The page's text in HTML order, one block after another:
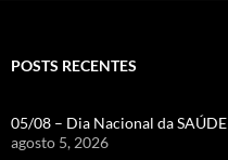
POSTS RECENTES
05/08 – Dia Nacional da SAÚDE
agosto 5, 2026